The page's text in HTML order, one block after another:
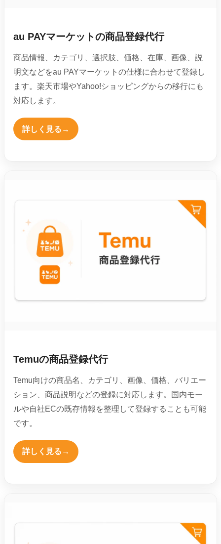
au PAYマーケットの商品登録代行
商品情報、カテゴリ、選択肢、価格、在庫、画像、説
明文などをau PAYマーケットの仕様に合わせて登録し
ます。楽天市場やYahoo!ショッピングからの移行にも
対応します。
詳しく見る →
Temuの商品登録代行
Temu向けの商品名、カテゴリ、画像、価格、バリエー
ション、商品説明などの登録に対応します。国内モー
ルや自社ECの既存情報を整理して登録することも可能
です。
詳しく見る →